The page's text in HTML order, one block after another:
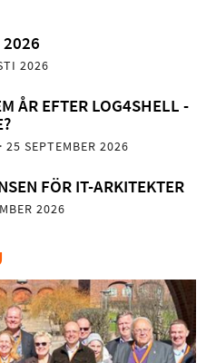
2026
2026
ÅR EFTER LOG4SHELL -
· 25 SEPTEMBER 2026
FÖR IT-ARKITEKTER
2026